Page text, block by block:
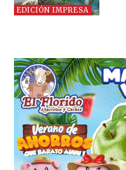
EDICIÓN IMPRESA